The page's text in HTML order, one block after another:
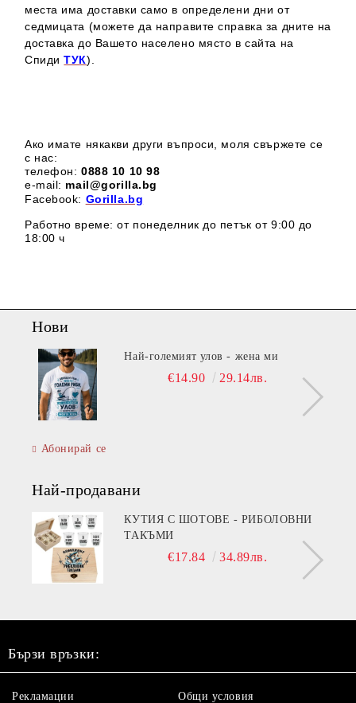
места има доставки само в определени дни от
седмицата (можете да направите справка за дните на
доставка до Вашето населено място в сайта на
СпидиТУК).
Ако имате някакви други въпроси, моля свържете се
с нас:
телефон:0888 10 10 98
e-mail: mail@gorilla.bg
Facebook: Gorilla.bg
Работно време: от понеделник до петък от 9:00 до
18:00 ч
Нови
Най-големият улов - жена ми
€14.90 29.14лв.
Абонирай се
Най-продавани
КУТИЯ С ШОТОВЕ - РИБОЛОВНИ
ТАКЪМИ
€17.84 34.89лв.
Бързи връзки:
Рекламации Общи условия